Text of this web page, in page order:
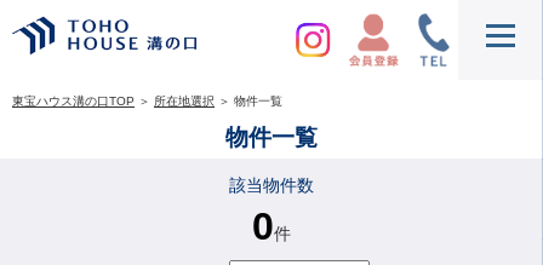
東宝ハウス溝の口TOP ＞ 所在地選択 ＞ 物件一覧
物件一覧
該当物件数
0件